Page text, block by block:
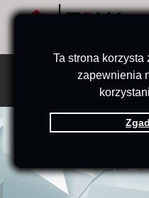
Ta strona
zapewnienia
PRODUKTY